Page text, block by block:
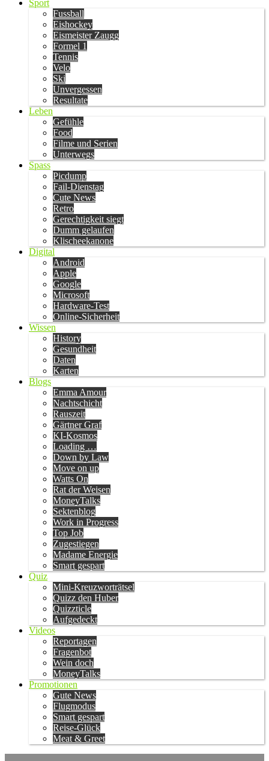
Sport
Fussball
Eishockey
Eismeister Zaugg
Formel 1
Tennis
Velo
Ski
Unvergessen
Resultate
Leben
Gefühle
Food
Filme und Serien
Unterwegs
Spass
Picdump
Fail-Dienstag
Cute News
Retro
Gerechtigkeit siegt
Dumm gelaufen
Klischeekanone
Digital
Android
Apple
Google
Microsoft
Hardware-Test
Online-Sicherheit
Wissen
History
Gesundheit
Daten
Karten
Blogs
Emma Amour
Nachtschicht
Rauszeit
Gärtner Graf
KI-Kosmos
Loading …
Down by Law
Move on up
Watts On
Rat der Weisen
MoneyTalks
Sektenblog
Work in Progress
Top Job
Zugestiegen
Madame Energie
Smart gespart
Quiz
Mini-Kreuzworträtsel
Quizz den Huber
Quizzticle
Aufgedeckt
Videos
Reportagen
Fragenbot
Wein doch
MoneyTalks
Promotionen
Gute News
Flugmodus
Smart gespart
Reise-Glück
Meat & Greet